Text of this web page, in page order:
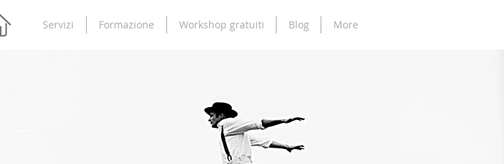
Servizi Formazione Workshop gratuiti Blog More